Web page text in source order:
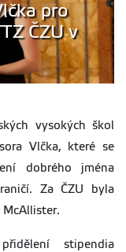
pro
ČZU v
vysokých škol
Vlčka, které se
dobrého jména
Za ČZU byla
stipendia